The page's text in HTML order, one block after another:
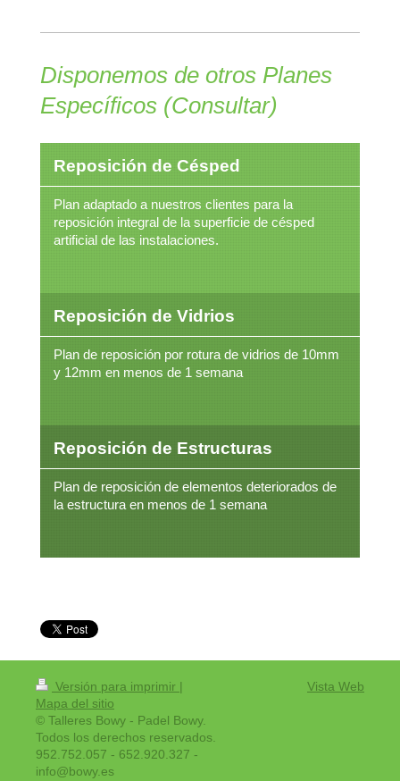
Disponemos de otros Planes
Específicos (Consultar)
Reposición de Césped
Plan adaptado a nuestros clientes para la
reposición integral de la superficie de césped
artificial de las instalaciones.
Reposición de Vidrios
Plan de reposición por rotura de vidrios de 10mm
y 12mm en menos de 1 semana
Reposición de Estructuras
Plan de reposición de elementos deteriorados de
la estructura en menos de 1 semana
Versión para imprimir |
Mapa del sitio
© Talleres Bowy - Padel Bowy.
Todos los derechos reservados.
952.752.057 - 652.920.327 -
info@bowy.es
Vista Web